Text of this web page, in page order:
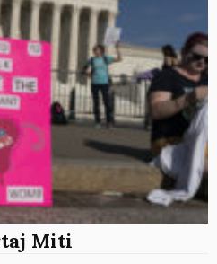
Miti